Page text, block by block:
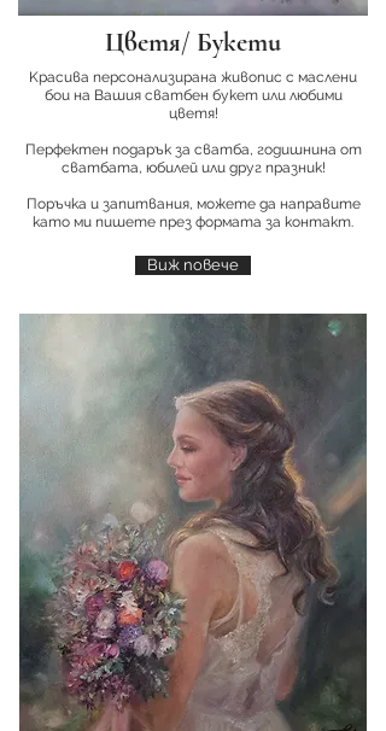
Цветя/ Букети
Kрасива персонализирана живопис с маслени
бои на Вашия сватбен букет или любими
цветя!
Перфектен подарък за сватба, годишнина от
сватбата, юбилей или друг празник!
Поръчка и запитвания, можете да направите
като ми пишете през формата за контакт.
Виж повече